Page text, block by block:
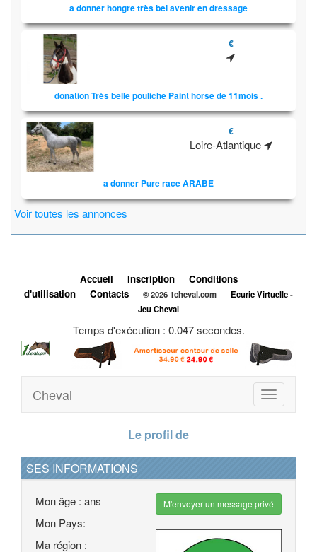
a donner hongre très bel avenir en dressage
€
donation Très belle pouliche Paint horse de 11mois .
€
Loire-Atlantique
a donner Pure race ARABE
Voir toutes les annonces
Accueil Inscription
Conditions
d'utilisation
Contacts © 2026 1cheval.com
Ecurie Virtuelle -
Jeu Cheval
Temps d'exécution : 0.047 secondes.
Toggle
navigation
Cheval
Le profil de
SES INFORMATIONS
Mon âge : ans
Mon Pays:
Ma région :
M'envoyer un message privé